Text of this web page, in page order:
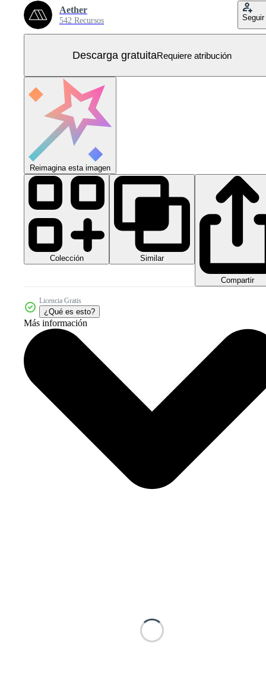
Aether
542 Recursos Seguir
Descarga gratuitaRequiere atribución
Reimagina esta imagen
Colección Similar
Compartir
Licencia Gratis
¿Qué es esto?
Más información